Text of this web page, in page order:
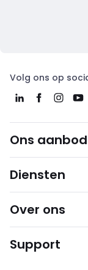
Volg ons op
Ons aanbod
Diensten
Over ons
Support